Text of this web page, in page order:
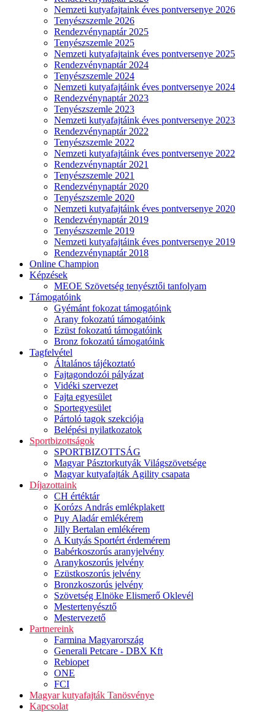
Nemzeti kutyafajtaink éves pontversenye 2026
Tenyészszemle 2026
Rendezvénynaptár 2025
Tenyészszemle 2025
Nemzeti kutyafajtaink éves pontversenye 2025
Rendezvénynaptár 2024
Tenyészszemle 2024
Nemzeti kutyafajtáink éves pontversenye 2024
Rendezvénynaptár 2023
Tenyészszemle 2023
Nemzeti kutyafajtáink éves pontversenye 2023
Rendezvénynaptár 2022
Tenyészszemle 2022
Nemzeti kutyafajtáink éves pontversenye 2022
Rendezvénynaptár 2021
Tenyészszemle 2021
Rendezvénynaptár 2020
Tenyészszemle 2020
Nemzeti kutyafajtáink éves pontversenye 2020
Rendezvénynaptár 2019
Tenyészszemle 2019
Nemzeti kutyafajtáink éves pontversenye 2019
Rendezvénynaptár 2018
Online Champion
Képzések
MEOE Szövetség tenyésztői tanfolyam
Támogatóink
Gyémánt fokozat támogatóink
Arany fokozatú támogatóink
Ezüst fokozatú támogatóink
Bronz fokozatú támogatóink
Tagfelvétel
Általános tájékoztató
Fajtagondozói pályázat
Vidéki szervezet
Fajta egyesület
Sportegyesület
Pártoló tagok szekciója
Belépési nyilatkozatok
Sportbizottságok
SPORTBIZOTTSÁG
Magyar Pásztorkutyák Világszövetsége
Magyar kutyafajták Agility csapata
Díjazottaink
CH értéktár
Korózs András emlékplakett
Puy Aladár emlékérem
Jilly Bertalan emlékérem
A Kutyás Sportért érdemérem
Babérkoszorús aranyjelvény
Aranykoszorús jelvény
Ezüstkoszorús jelvény
Bronzkoszorús jelvény
Szövetség Elnöke Elismerő Oklevél
Mestertenyésztő
Mestervezető
Partnereink
Farmina Magyarország
Generali Petcare - DBX Kft
Rebiopet
ONE
FCI
Magyar kutyafajták Tanösvénye
Kapcsolat